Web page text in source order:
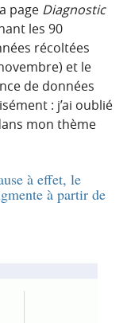
page Diagnostic
les 90
récoltées
et le
de données
: j’ai oublié
mon thème
à effet, le
à partir de